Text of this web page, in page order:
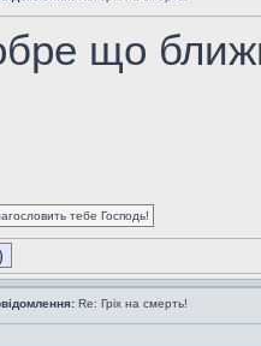
що
тебе Господь!
Re: Гріх на смерть!